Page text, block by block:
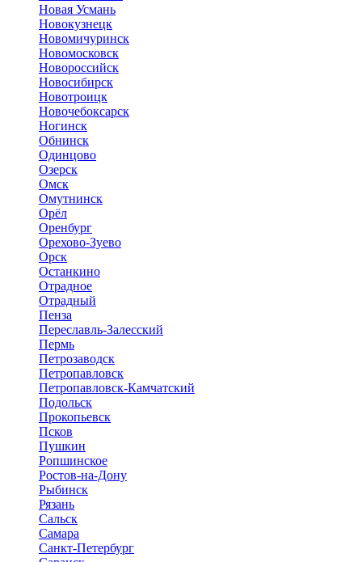
Новая Усмань
Новокузнецк
Новомичуринск
Новомосковск
Новороссийск
Новосибирск
Новотроицк
Новочебоксарск
Ногинск
Обнинск
Одинцово
Озерск
Омск
Омутнинск
Орёл
Оренбург
Орехово-Зуево
Орск
Останкино
Отрадное
Отрадный
Пенза
Переславль-Залесский
Пермь
Петрозаводск
Петропавловск
Петропавловск-Камчатский
Подольск
Прокопьевск
Псков
Пушкин
Ропшинское
Ростов-на-Дону
Рыбинск
Рязань
Сальск
Самара
Санкт-Петербург